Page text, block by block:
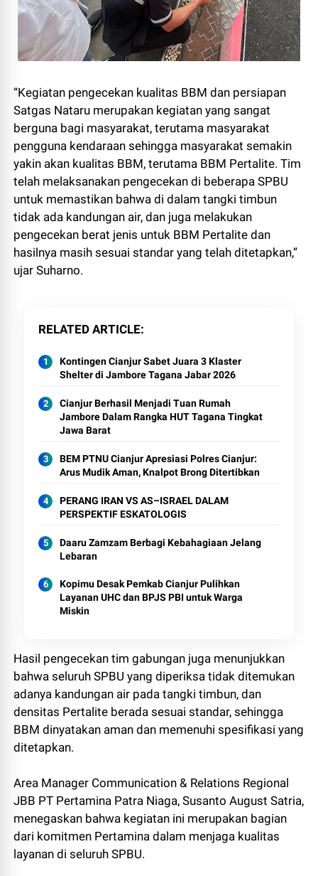
“Kegiatan pengecekan kualitas BBM dan persiapan
Satgas Nataru merupakan kegiatan yang sangat
berguna bagi masyarakat, terutama masyarakat
pengguna kendaraan sehingga masyarakat semakin
yakin akan kualitas BBM, terutama BBM Pertalite. Tim
telah melaksanakan pengecekan di beberapa SPBU
untuk memastikan bahwa di dalam tangki timbun
tidak ada kandungan air, dan juga melakukan
pengecekan berat jenis untuk BBM Pertalite dan
hasilnya masih sesuai standar yang telah ditetapkan,”
ujar Suharno.
RELATED ARTICLE
Kontingen Cianjur Sabet Juara 3 Klaster
Shelter di Jambore Tagana Jabar 2026
Cianjur Berhasil Menjadi Tuan Rumah
Jambore Dalam Rangka HUT Tagana Tingkat
Jawa Barat
BEM PTNU Cianjur Apresiasi Polres Cianjur:
Arus Mudik Aman, Knalpot Brong Ditertibkan
PERANG IRAN VS AS–ISRAEL DALAM
PERSPEKTIF ESKATOLOGIS
Daaru Zamzam Berbagi Kebahagiaan Jelang
Lebaran
Kopimu Desak Pemkab Cianjur Pulihkan
Layanan UHC dan BPJS PBI untuk Warga
Miskin
Hasil pengecekan tim gabungan juga menunjukkan
bahwa seluruh SPBU yang diperiksa tidak ditemukan
adanya kandungan air pada tangki timbun, dan
densitas Pertalite berada sesuai standar, sehingga
BBM dinyatakan aman dan memenuhi spesifikasi yang
ditetapkan.
Area Manager Communication & Relations Regional
JBB PT Pertamina Patra Niaga, Susanto August Satria,
menegaskan bahwa kegiatan ini merupakan bagian
dari komitmen Pertamina dalam menjaga kualitas
layanan di seluruh SPBU.